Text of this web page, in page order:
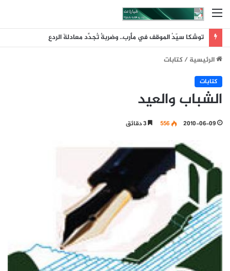
القائمة
توشكا سيّدُ الموقف في مأرب.. وضربةٌ تُجدِّد معادلةَ الردع
الرئيسية/كتابات
كتابات
الشباب والعيد
2010-06-09
556